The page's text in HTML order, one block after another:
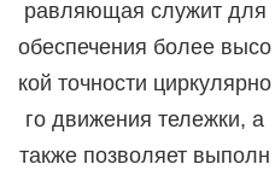
равляющая служит для
обеспечения более высо
кой точности циркулярно
го движения тележки, а
также позволяет выполн